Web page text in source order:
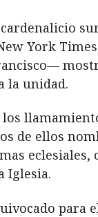
York
la unidad.
de ellos
Iglesia.